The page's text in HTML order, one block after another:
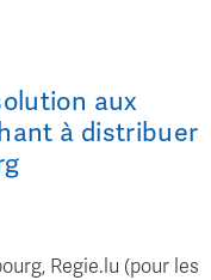
aux
à distribuer
Regie.lu (pour les